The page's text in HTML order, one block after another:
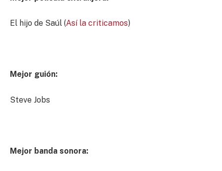
El hijo de Saúl (Así la criticamos)
Mejor guión:
Steve Jobs
Mejor banda sonora: